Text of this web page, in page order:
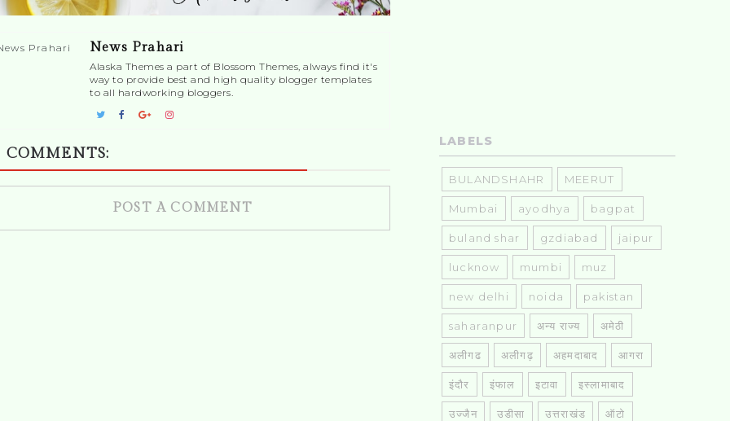
News Prahari
Alaska Themes a part of Blossom Themes, always find it's
way to provide best and high quality blogger templates
to all hardworking bloggers.
COMMENTS:
POST A COMMENT
LABELS
BULANDSHAHR MEERUT
Mumbai ayodhya bagpat
buland shar gzdiabad jaipur
lucknow mumbi muz
new delhi noida pakistan
saharanpur अन्य राज्य अमेठी
अलीगढ अलीगढ़ अहमदाबाद आगरा
इंदौर इंफाल इटावा इस्लामाबाद
उज्जैन उडीसा उत्तराखंड ऑटो